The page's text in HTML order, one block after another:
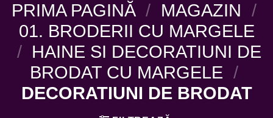
PRIMA PAGINĂ / MAGAZIN /
01. BRODERII CU MARGELE
/ HAINE SI DECORATIUNI DE
BRODAT CU MARGELE /
DECORATIUNI DE BRODAT